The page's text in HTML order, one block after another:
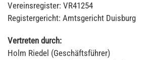
Vereinsregister: VR41254
Registergericht: Amtsgericht Duisburg
Vertreten durch:
Holm Riedel (Geschäftsführer)